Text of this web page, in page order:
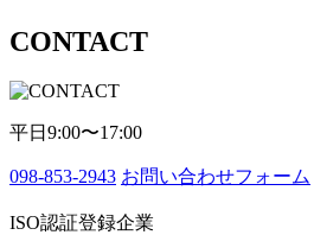
CONTACT
平日9:00〜17:00
098-853-2943 お問い合わせフォーム
ISO認証登録企業